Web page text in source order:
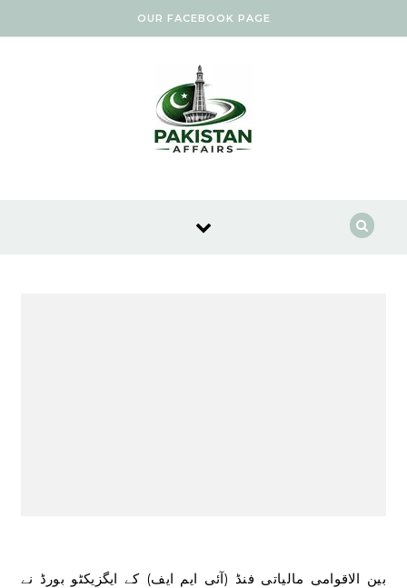
OUR FACEBOOK PAGE
بین الاقوامی مالیاتی فنڈ (آئی ایم ایف) کے ایگزیکٹو بورڈ نے